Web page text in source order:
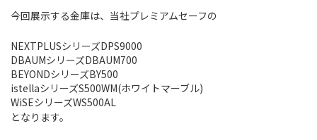
今回展示する金庫は、当社プレミアムセーフの
NEXTPLUSシリーズDPS9000
DBAUMシリーズDBAUM700
BEYONDシリーズBY500
istellaシリーズS500WM(ホワイトマーブル)
WiSEシリーズWS500AL
となります。